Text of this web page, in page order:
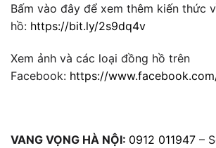
Bấm vào đây để xem thêm kiến thức
hồ: https://bit.ly/2s9dq4v
Xem ảnh và các loại đồng hồ trên
Facebook: https://
VANG VỌNG HÀ NỘI: 0912 011947 –